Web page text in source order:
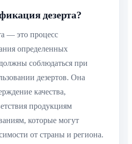
дезерта?
— это процесс
определенных
соблюдаться при
дезертов. Она
качества,
продукциям
которые могут
от страны и региона.